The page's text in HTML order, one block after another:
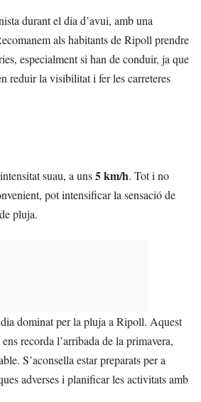
durant el dia d’avui, amb una
als habitants de Ripoll prendre
especialment si han de conduir, ja que
reduir la visibilitat i fer les carreteres
suau, a uns5 km/h. Tot i no
pot intensificar la sensació de
pluja.
dominat per la pluja a Ripoll. Aquest
recorda l’arribada de la primavera,
S’aconsella estar preparats per a
adverses i planificar les activitats amb